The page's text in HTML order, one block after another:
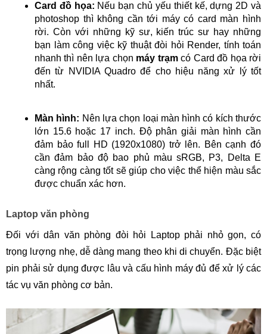
Card đồ họa: Nếu bạn chủ yếu thiết kế, dựng 2D và
photoshop thì không cần tới máy có card màn hình
rời. Còn với những kỹ sư, kiến trúc sư hay những
bạn làm công việc kỹ thuật đòi hỏi Render, tính toán
nhanh thì nên lựa chọn máy trạmcó Card đồ họa rời
đến từ NVIDIA Quadro để cho hiệu năng xử lý tốt
nhất.
Màn hình: Nên lựa chọn loại màn hình có kích thước
lớn 15.6 hoặc 17 inch. Độ phân giải màn hình cần
đảm bảo full HD (1920x1080) trở lên. Bên cạnh đó
cần đảm bảo độ bao phủ màu sRGB, P3, Delta E
càng rộng càng tốt sẽ giúp cho việc thể hiện màu sắc
được chuẩn xác hơn.
Laptop văn phòng
Đối với dân văn phòng đòi hỏi Laptop phải nhỏ gọn, có
trọng lượng nhẹ, dễ dàng mang theo khi di chuyển. Đặc biệt
pin phải sử dụng được lâu và cấu hình máy đủ để xử lý các
tác vụ văn phòng cơ bản.